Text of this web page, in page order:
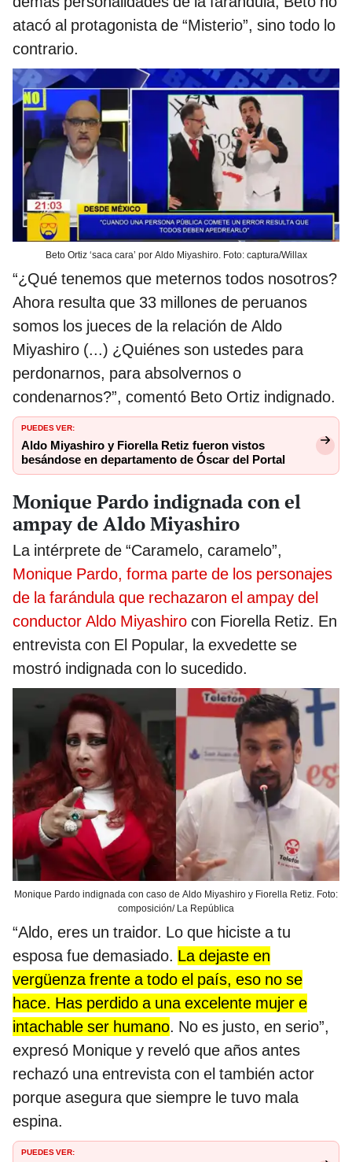
atacó al protagonista de “Misterio”, sino todo lo
contrario.
Beto Ortiz ‘saca cara’ por Aldo Miyashiro. Foto: captura/Willax
“¿Qué tenemos que meternos todos nosotros?
Ahora resulta que 33 millones de peruanos
somos los jueces de la relación de Aldo
Miyashiro (...) ¿Quiénes son ustedes para
perdonarnos, para absolvernos o
condenarnos?”, comentó Beto Ortiz indignado.
PUEDES VER:
Aldo Miyashiro y Fiorella Retiz fueron vistos
besándose en departamento de Óscar del Portal
Monique Pardo indignada con el
ampay de Aldo Miyashiro
La intérprete de “Caramelo, caramelo”,
Monique Pardo, forma parte de los personajes
de la farándula que rechazaron el ampay del
conductor Aldo Miyashiro con Fiorella Retiz. En
entrevista con El Popular, la exvedette se
mostró indignada con lo sucedido.
Monique Pardo indignada con caso de Aldo Miyashiro y Fiorella Retiz. Foto:
composición/ La República
“Aldo, eres un traidor. Lo que hiciste a tu
esposa fue demasiado. La dejaste en
vergüenza frente a todo el país, eso no se
hace. Has perdido a una excelente mujer e
intachable ser humano. No es justo, en serio”,
expresó Monique y reveló que años antes
rechazó una entrevista con el también actor
porque asegura que siempre le tuvo mala
espina.
PUEDES VER: